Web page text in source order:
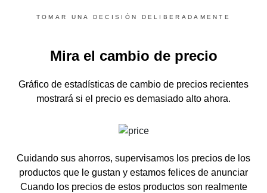
TOMAR UNA DECISIÓN DELIBERADAMENTE
Mira el cambio de precio
Gráfico de estadísticas de cambio de precios recientes
mostrará si el precio es demasiado alto ahora.
Cuidando sus ahorros, supervisamos los precios de los
productos que le gustan y estamos felices de anunciar
Cuando los precios de estos productos son realmente